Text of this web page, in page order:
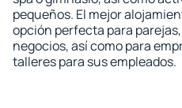
pequeños. El mejor
opción perfecta para
negocios, así como para
talleres para sus empleados.